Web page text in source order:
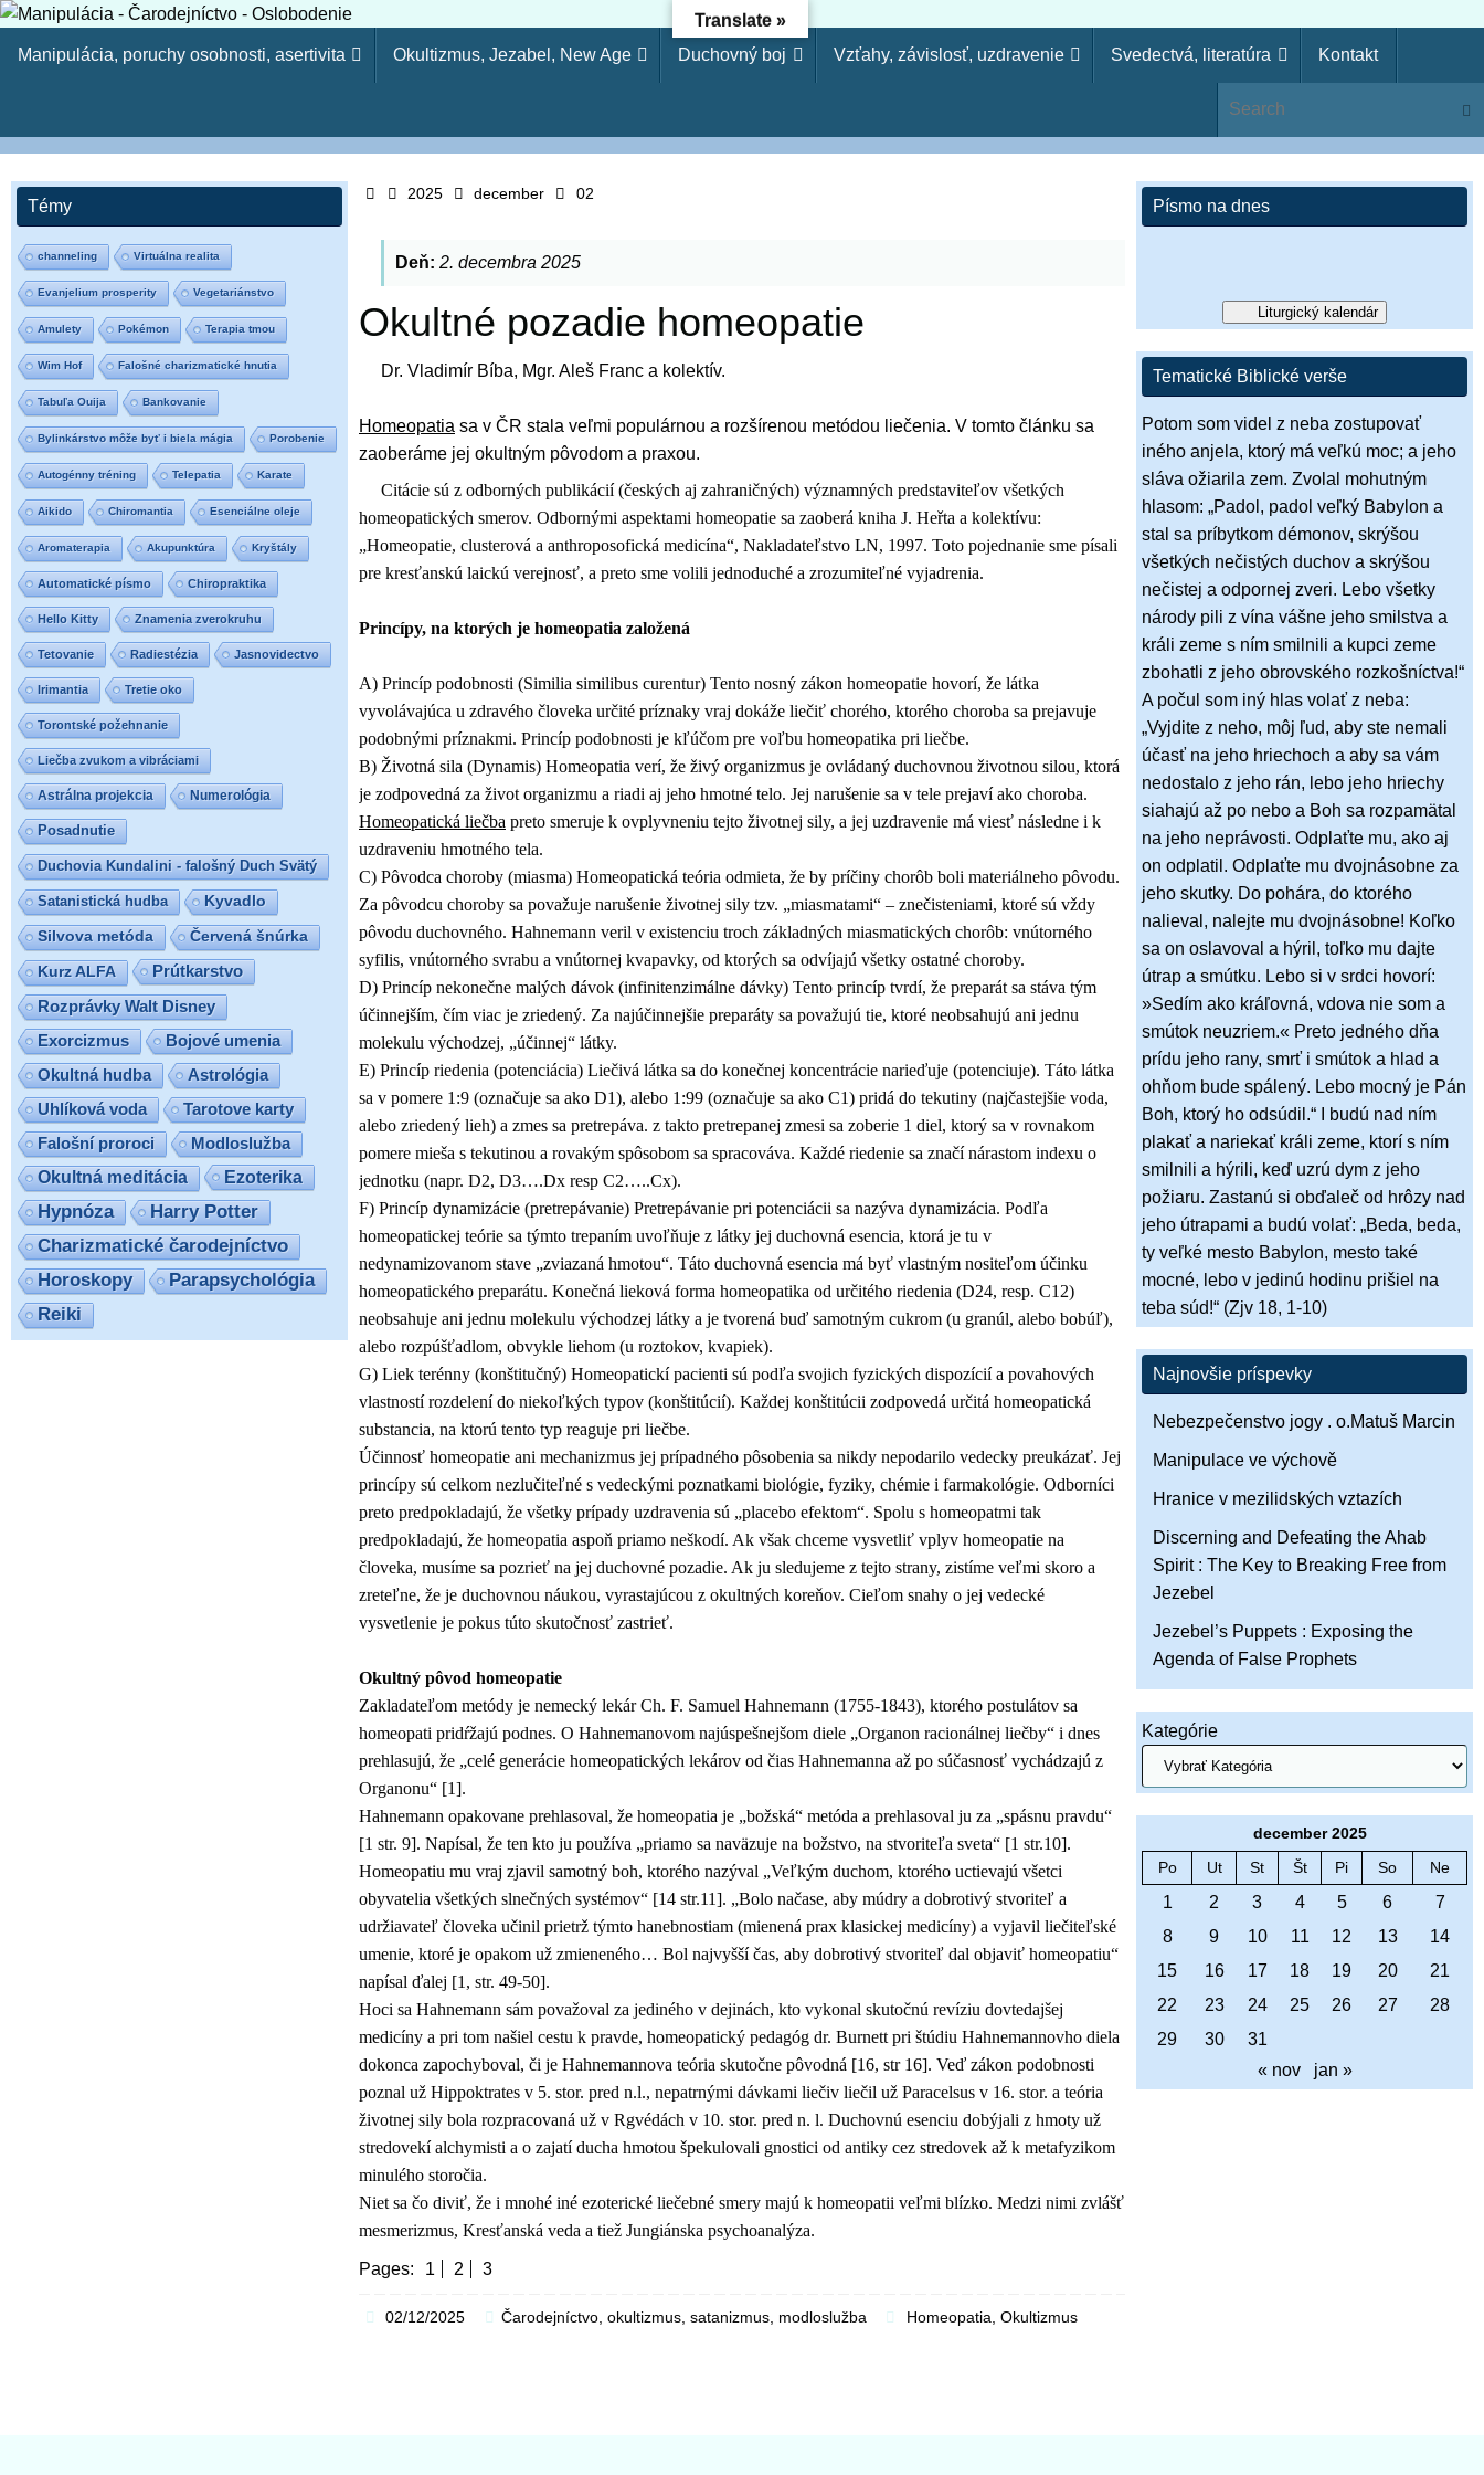
Skip
tvojich synov. (Oz 4:6) Lebo odbojnosť je (ako) hriech čarodejníctva, svojvoľnosť je (ako) hriech modlárstva. Pretože si pohrdol Pánovým slovom, zavrhne ťa, nebudeš kráľom!“ (1 Sam
15-23)
Manipulácia, poruchy osobnosti, asertivita Okultizmus, Jezabel, New Age Duchovný boj Vzťahy, závislosť, uzdravenie Svedectvá, literatúra Kontakt
Home2025 december 02
Deň: 2. decembra 2025
Okultné pozadie homeopatie
Dr. Vladimír Bíba, Mgr. Aleš Franc a kolektív.
Homeopatia sa v ČR stala veľmi populárnou a rozšírenou metódou liečenia. V tomto článku sa
zaoberáme jej okultným pôvodom a praxou.
Citácie sú z odborných publikácií (českých aj zahraničných) významných predstaviteľov všetkých
homeopatických smerov. Odbornými aspektami homeopatie sa zaoberá kniha J. Heřta a kolektívu:
„Homeopatie, clusterová a anthroposofická medicína“, Nakladateľstvo LN, 1997. Toto pojednanie sme písali
pre kresťanskú laickú verejnosť, a preto sme volili jednoduché a zrozumiteľné vyjadrenia.
Princípy, na ktorých je homeopatia založená
A) Princíp podobnosti (Similia similibus curentur) Tento nosný zákon homeopatie hovorí, že látka
vyvolávajúca u zdravého človeka určité príznaky vraj dokáže liečiť chorého, ktorého choroba sa prejavuje
podobnými príznakmi. Princíp podobnosti je kľúčom pre voľbu homeopatika pri liečbe.
B) Životná sila (Dynamis) Homeopatia verí, že živý organizmus je ovládaný duchovnou životnou silou, ktorá
je zodpovedná za život organizmu a riadi aj jeho hmotné telo. Jej narušenie sa v tele prejaví ako choroba.
Homeopatická liečba preto smeruje k ovplyvneniu tejto životnej sily, a jej uzdravenie má viesť následne i k
uzdraveniu hmotného tela.
C) Pôvodca choroby (miasma) Homeopatická teória odmieta, že by príčiny chorôb boli materiálneho pôvodu.
Za pôvodcu choroby sa považuje narušenie životnej sily tzv. „miasmatami“ – znečisteniami, ktoré sú vždy
pôvodu duchovného. Hahnemann veril v existenciu troch základných miasmatických chorôb: vnútorného
syfilis, vnútorného svrabu a vnútornej kvapavky, od ktorých sa odvíjajú všetky ostatné choroby.
D) Princíp nekonečne malých dávok (infinitenzimálne dávky) Tento princíp tvrdí, že preparát sa stáva tým
účinnejším, čím viac je zriedený. Za najúčinnejšie preparáty sa považujú tie, ktoré neobsahujú ani jednu
molekulu východzej, „účinnej“ látky.
E) Princíp riedenia (potenciácia) Liečivá látka sa do konečnej koncentrácie narieďuje (potenciuje). Táto látka
sa v pomere 1:9 (označuje sa ako D1), alebo 1:99 (označuje sa ako C1) pridá do tekutiny (najčastejšie voda,
alebo zriedený lieh) a zmes sa pretrepáva. z takto pretrepanej zmesi sa zoberie 1 diel, ktorý sa v rovnakom
pomere mieša s tekutinou a rovakým spôsobom sa spracováva. Každé riedenie sa značí nárastom indexu o
jednotku (napr. D2, D3….Dx resp C2…..Cx).
F) Princíp dynamizácie (pretrepávanie) Pretrepávanie pri potenciácii sa nazýva dynamizácia. Podľa
homeopatickej teórie sa týmto trepaním uvoľňuje z látky jej duchovná esencia, ktorá je tu v
nedynamizovanom stave „zviazaná hmotou“. Táto duchovná esencia má byť vlastným nositeľom účinku
homeopatického preparátu. Konečná lieková forma homeopatika od určitého riedenia (D24, resp. C12)
neobsahuje ani jednu molekulu východzej látky a je tvorená buď samotným cukrom (u granúl, alebo bobúľ),
alebo rozpúšťadlom, obvykle liehom (u roztokov, kvapiek).
G) Liek terénny (konštitučný) Homeopatickí pacienti sú podľa svojich fyzických dispozícií a povahových
vlastností rozdelení do niekoľkých typov (konštitúcií). Každej konštitúcii zodpovedá určitá homeopatická
substancia, na ktorú tento typ reaguje pri liečbe.
Účinnosť homeopatie ani mechanizmus jej prípadného pôsobenia sa nikdy nepodarilo vedecky preukázať. Jej
princípy sú celkom nezlučiteľné s vedeckými poznatkami biológie, fyziky, chémie i farmakológie. Odborníci
preto predpokladajú, že všetky prípady uzdravenia sú „placebo efektom“. Spolu s homeopatmi tak
predpokladajú, že homeopatia aspoň priamo neškodí. Ak však chceme vysvetliť vplyv homeopatie na
človeka, musíme sa pozrieť na jej duchovné pozadie. Ak ju sledujeme z tejto strany, zistíme veľmi skoro a
zreteľne, že je duchovnou náukou, vyrastajúcou z okultných koreňov. Cieľom snahy o jej vedecké
vysvetlenie je pokus túto skutočnosť zastrieť.
Okultný pôvod homeopatie
Zakladateľom metódy je nemecký lekár Ch. F. Samuel Hahnemann (1755-1843), ktorého postulátov sa
homeopati pridŕžajú podnes. O Hahnemanovom najúspešnejšom diele „Organon racionálnej liečby“ i dnes
prehlasujú, že „celé generácie homeopatických lekárov od čias Hahnemanna až po súčasnosť vychádzajú z
Organonu“ [1].
Hahnemann opakovane prehlasoval, že homeopatia je „božská“ metóda a prehlasoval ju za „spásnu pravdu“
[1 str. 9]. Napísal, že ten kto ju používa „priamo sa naväzuje na božstvo, na stvoriteľa sveta“ [1 str.10].
Homeopatiu mu vraj zjavil samotný boh, ktorého nazýval „Veľkým duchom, ktorého uctievajú všetci
obyvatelia všetkých slnečných systémov“ [14 str.11]. „Bolo načase, aby múdry a dobrotivý stvoriteľ a
udržiavateľ človeka učinil prietrž týmto hanebnostiam (mienená prax klasickej medicíny) a vyjavil liečiteľské
umenie, ktoré je opakom už zmieneného… Bol najvyšší čas, aby dobrotivý stvoriteľ dal objaviť homeopatiu“
napísal ďalej [1, str. 49-50].
Hoci sa Hahnemann sám považoval za jediného v dejinách, kto vykonal skutočnú revíziu dovtedajšej
medicíny a pri tom našiel cestu k pravde, homeopatický pedagóg dr. Burnett pri štúdiu Hahnemannovho diela
dokonca zapochyboval, či je Hahnemannova teória skutočne pôvodná [16, str 16]. Veď zákon podobnosti
poznal už Hippoktrates v 5. stor. pred n.l., nepatrnými dávkami liečiv liečil už Paracelsus v 16. stor. a teória
životnej sily bola rozpracovaná už v Rgvédách v 10. stor. pred n. l. Duchovnú esenciu dobýjali z hmoty už
stredovekí alchymisti a o zajatí ducha hmotou špekulovali gnostici od antiky cez stredovek až k metafyzikom
minulého storočia.
Niet sa čo diviť, že i mnohé iné ezoterické liečebné smery majú k homeopatii veľmi blízko. Medzi nimi zvlášť
mesmerizmus, Kresťanská veda a tiež Jungiánska psychoanalýza.
Pages: 1 2 3
02/12/2025 Čarodejníctvo, okultizmus, satanizmus, modloslužba Homeopatia, Okultizmus
Témy
channeling Virtuálna realita
Evanjelium prosperity Vegetariánstvo
Amulety Pokémon Terapia tmou
Wim Hof Falošné charizmatické hnutia
Tabuľa Ouija Bankovanie
Bylinkárstvo môže byť i biela mágia Porobenie
Autogénny tréning Telepatia Karate
Aikido Chiromantia Esenciálne oleje
Aromaterapia Akupunktúra Kryštály
Automatické písmo Chiropraktika
Hello Kitty Znamenia zverokruhu
Tetovanie Radiestézia Jasnovidectvo
Irimantia Tretie oko
Torontské požehnanie
Liečba zvukom a vibráciami
Astrálna projekcia Numerológia
Posadnutie
Duchovia Kundalini - falošný Duch Svätý
Satanistická hudba Kyvadlo
Silvova metóda Červená šnúrka
Kurz ALFA
Prútkarstvo
Rozprávky Walt Disney
Exorcizmus
Bojové umenia
Okultná hudba
Astrológia
Uhlíková voda
Tarotove karty
Falošní proroci
Modloslužba
Okultná meditácia
Ezoterika
Hypnóza
Harry Potter
Charizmatické čarodejníctvo
Horoskopy
Parapsychológia
Reiki
Písmo na dnes
Liturgický kalendár
Tematické Biblické verše
Potom som videl z neba zostupovať
iného anjela, ktorý má veľkú moc; a jeho
sláva ožiarila zem. Zvolal mohutným
hlasom: „Padol, padol veľký Babylon a
stal sa príbytkom démonov, skrýšou
všetkých nečistých duchov a skrýšou
nečistej a odpornej zveri. Lebo všetky
národy pili z vína vášne jeho smilstva a
králi zeme s ním smilnili a kupci zeme
zbohatli z jeho obrovského rozkošníctva!“
A počul som iný hlas volať z neba:
„Vyjdite z neho, môj ľud, aby ste nemali
účasť na jeho hriechoch a aby sa vám
nedostalo z jeho rán, lebo jeho hriechy
siahajú až po nebo a Boh sa rozpamätal
na jeho neprávosti. Odplaťte mu, ako aj
on odplatil. Odplaťte mu dvojnásobne za
jeho skutky. Do pohára, do ktorého
nalieval, nalejte mu dvojnásobne! Koľko
sa on oslavoval a hýril, toľko mu dajte
útrap a smútku. Lebo si v srdci hovorí:
»Sedím ako kráľovná, vdova nie som a
smútok neuzriem.« Preto jedného dňa
prídu jeho rany, smrť i smútok a hlad a
ohňom bude spálený. Lebo mocný je Pán
Boh, ktorý ho odsúdil.“ I budú nad ním
plakať a nariekať králi zeme, ktorí s ním
smilnili a hýrili, keď uzrú dym z jeho
požiaru. Zastanú si obďaleč od hrôzy nad
jeho útrapami a budú volať: „Beda, beda,
ty veľké mesto Babylon, mesto také
mocné, lebo v jedinú hodinu prišiel na
teba súd!“ (Zjv 18, 1-10)
Najnovšie príspevky
Nebezpečenstvo jogy . o.Matuš Marcin
Manipulace ve výchově
Hranice v mezilidských vztazích
Discerning and Defeating the Ahab
Spirit : The Key to Breaking Free from
Jezebel
Jezebel’s Puppets : Exposing the
Agenda of False Prophets
Kategórie
december 2025
Po
Ut St Št Pi So Ne
1 2 3 4 5 6
7
8
9 10 11 12 13
14
15
16 17 18 19 20
21
22
23 24 25 26 27
28
29
30
31
« nov
jan »
Translate »